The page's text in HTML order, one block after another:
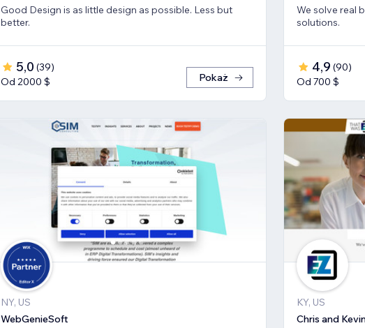
Good Design is as little design as possible. Less but
better.
5,0 (39)
Od 2000 $
Pokaż
We solve real
solutions.
4,9 (90)
Od 700 $
NY, US
WebGenieSoft
KY, US
Chris and